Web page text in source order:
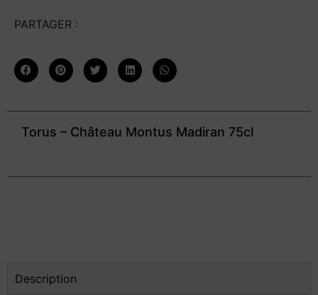
PARTAGER :
Torus – Château Montus Madiran 75cl
Description